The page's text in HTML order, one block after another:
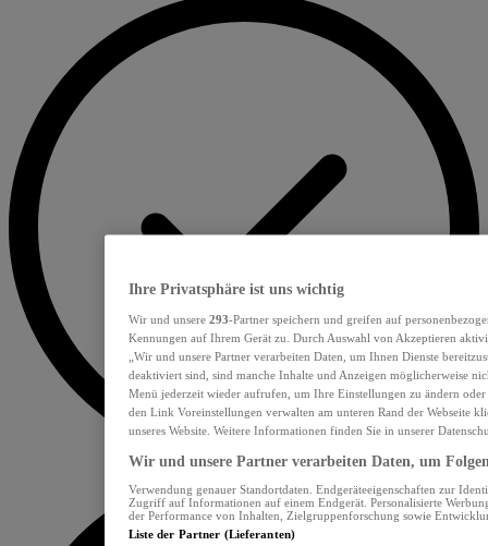
Ihre Privatsphäre ist uns wichtig
Wir und unsere 293-Partner speichern und greifen auf
Kennungen auf Ihrem Gerät zu. Durch Auswahl von Akzeptieren
„Wir und unsere Partner verarbeiten Daten, um Ihnen Dienste
deaktiviert sind, sind manche Inhalte und Anzeigen möglicherweise
Menü jederzeit wieder aufrufen, um Ihre Einstellungen zu ändern
den Link Voreinstellungen verwalten am unteren Rand der Webseite
unseres Website. Weitere Informationen finden Sie in unserer
Wir und unsere Partner verarbeiten Daten, um
Verwendung genauer Standortdaten. Endgeräteeigenschaften zur
Zugriff auf Informationen auf einem Endgerät. Personalisierte
der Performance von Inhalten, Zielgruppenforschung sowie
Liste der Partner (Lieferanten)